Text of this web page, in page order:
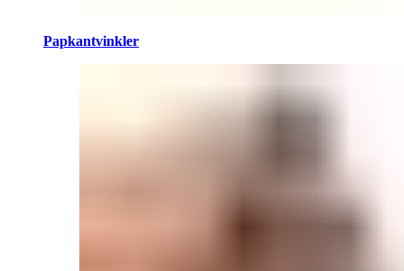
Papkantvinkler